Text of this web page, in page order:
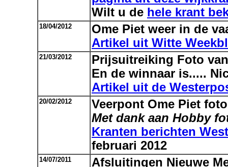
Wilt u de hele krant
18/04/2012
Ome Piet weer in de
Artikel uit Witte
21/03/2012
Prijsuitreiking Foto
En de winnaar is.....
Artikel uit de
20/02/2012
Veerpont Ome Piet
Met dank aan Hobby
Kranten berichten
februari 2012
14/07/2011
Afsluitingen Nieuwe